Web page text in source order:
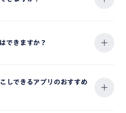
できますか？
しできるアプリのおすすめ